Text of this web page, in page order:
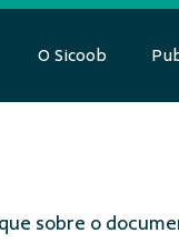
O Sicoob
sobre o